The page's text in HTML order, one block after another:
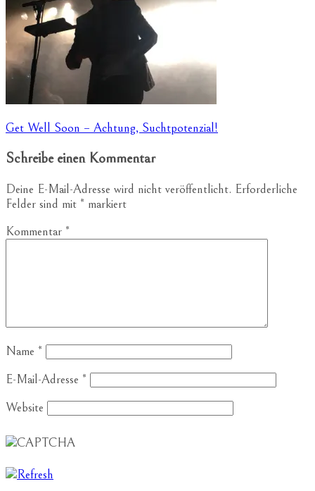
Beitragsnavigation
Get Well Soon – Achtung, Suchtpotenzial!
Schreibe einen Kommentar
Deine E-Mail-Adresse wird nicht veröffentlicht. Erforderliche
Felder sind mit * markiert
Kommentar *
Name *
E-Mail-Adresse *
Website